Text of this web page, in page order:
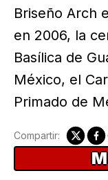
Briseño Arch
en 2006, la
Basílica de
México, el
Primado de
Compartir: